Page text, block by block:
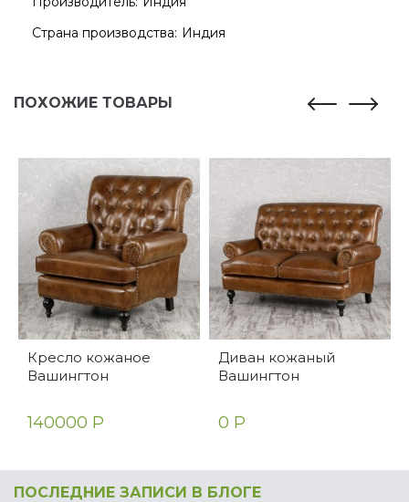
Страна производства: Индия
ПОХОЖИЕ ТОВАРЫ
Кресло кожаное
Вашингтон
140000 Р
Диван кожаный
Вашингтон
0 Р
ПОСЛЕДНИЕ ЗАПИСИ В БЛОГЕ